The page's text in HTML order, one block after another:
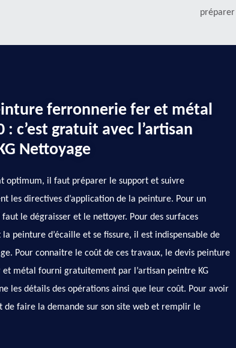
ferronnerie fer et métal
: c’est gratuit avec l’artisan
Nettoyage
optimum, il faut préparer le support et suivre
les directives d’application de la peinture. Pour un
le dégraisser et le nettoyer. Pour des surfaces
la peinture d’écaille et se fissure, il est indispensable de
Pour connaitre le coût de ces travaux, le devis peinture
métal fourni gratuitement par l’artisan peintre KG
les détails des opérations ainsi que leur coût. Pour avoir
de faire la demande sur son site web et remplir le